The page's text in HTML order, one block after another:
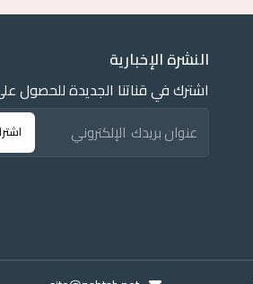
النشرة الإخبارية
اشترك في قناتنا الجديدة للحصول